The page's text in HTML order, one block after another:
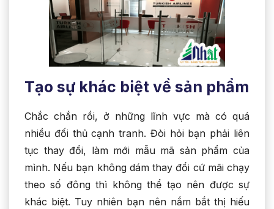
Tạo sự khác biệt về sản phẩm
Chắc chắn rồi, ở những lĩnh vực mà có quá
nhiều đối thủ cạnh tranh. Đòi hỏi bạn phải liên
tục thay đổi, làm mới mẫu mã sản phẩm của
mình. Nếu bạn không dám thay đổi cứ mãi chạy
theo số đông thì không thể tạo nên được sự
khác biệt. Tuy nhiên bạn nên nắm bắt thị hiếu